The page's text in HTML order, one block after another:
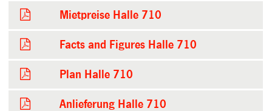
Mietpreise Halle 710
Facts and Figures Halle 710
Plan Halle 710
Anlieferung Halle 710